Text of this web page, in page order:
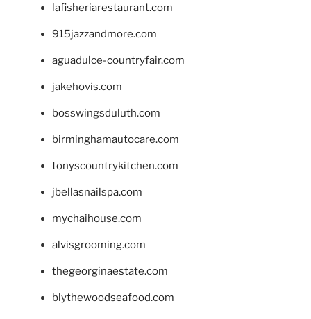
lafisheriarestaurant.com
915jazzandmore.com
aguadulce-countryfair.com
jakehovis.com
bosswingsduluth.com
birminghamautocare.com
tonyscountrykitchen.com
jbellasnailspa.com
mychaihouse.com
alvisgrooming.com
thegeorginaestate.com
blythewoodseafood.com